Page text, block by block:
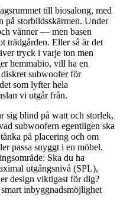
till biosalong, med
på storbildsskärmen. Under
vänner — men basen
trädgården. Eller så är det
tryck i varje ton men
hemmabio, vill ha en
subwoofer för
som lyfter hela
vi utgår från.
sig blind på watt och storlek,
subwoofern egentligen ska
på placering och om
passa snyggt i en möbel.
Ska du ha
utgångsnivå (SPL),
design viktigast för dig?
inbyggnadsmöjlighet